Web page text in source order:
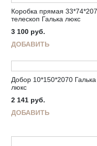
Коробка прямая
телескоп Галька люкс
3 100 руб.
ДОБАВИТЬ
Добор 10*150*2070 Галька
люкс
2 141 руб.
ДОБАВИТЬ